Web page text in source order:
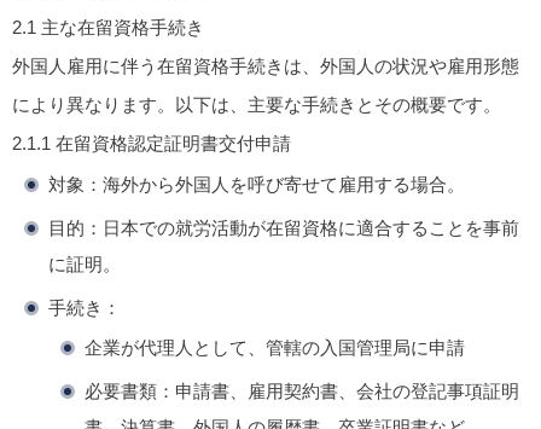
2.1 主な在留資格手続き
外国人雇用に伴う在留資格手続きは、外国人の状況や雇用形態
により異なります。以下は、主要な手続きとその概要です。
2.1.1 在留資格認定証明書交付申請
対象 ：海外から外国人を呼び寄せて雇用する場合。
目的 ：日本での就労活動が在留資格に適合することを事前
に証明。
手続き ：
企業が代理人として、管轄の入国管理局に申請
必要書類：申請書、雇用契約書、会社の登記事項証明